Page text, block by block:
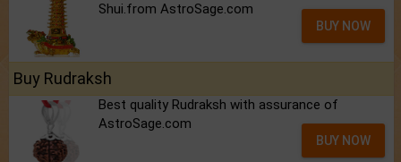
Shui.from AstroSage.com
BUY NOW
Buy Rudraksh
Best quality Rudraksh with assurance of
AstroSage.com
BUY NOW